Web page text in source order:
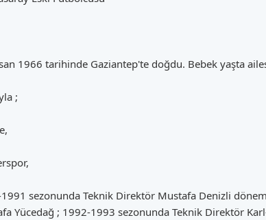
1966 tarihinde Gaziantep'te doğdu. Bebek yaşta
;
sezonunda Teknik Direktör Mustafa Denizli
Yücedağ ; 1992-1993 sezonunda Teknik Direktör